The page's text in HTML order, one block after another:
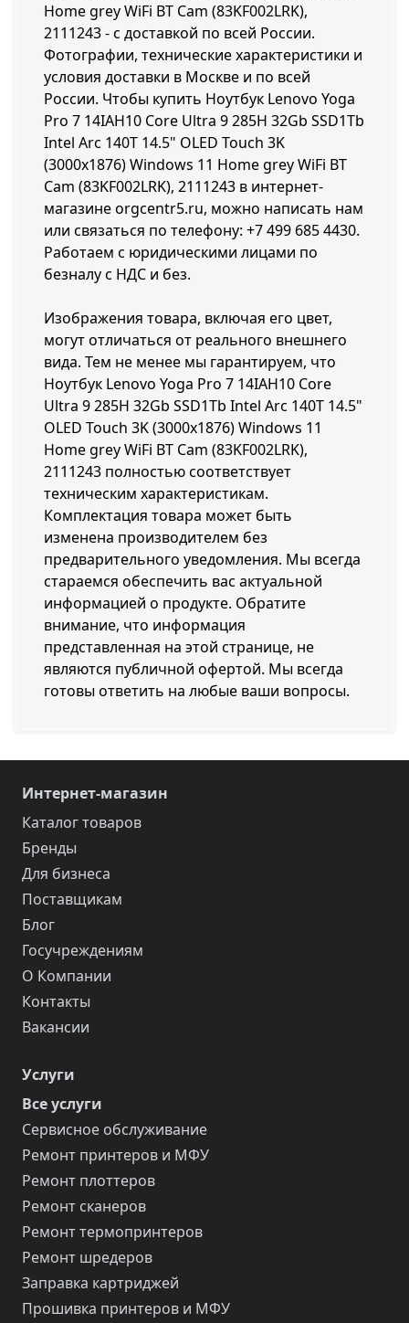
Home grey WiFi BT Cam (83KF002LRK),
2111243 - с доставкой по всей России.
Фотографии, технические характеристики и
условия доставки в Москве и по всей
России. Чтобы купить Ноутбук Lenovo Yoga
Pro 7 14IAH10 Core Ultra 9 285H 32Gb SSD1Tb
Intel Arc 140T 14.5" OLED Touch 3K
(3000x1876) Windows 11 Home grey WiFi BT
Cam (83KF002LRK), 2111243 в интернет-
магазине orgcentr5.ru, можно написать нам
или связаться по телефону: +7 499 685 4430.
Работаем с юридическими лицами по
безналу с НДС и без.
Изображения товара, включая его цвет,
могут отличаться от реального внешнего
вида. Тем не менее мы гарантируем, что
Ноутбук Lenovo Yoga Pro 7 14IAH10 Core
Ultra 9 285H 32Gb SSD1Tb Intel Arc 140T 14.5"
OLED Touch 3K (3000x1876) Windows 11
Home grey WiFi BT Cam (83KF002LRK),
2111243 полностью соответствует
техническим характеристикам.
Комплектация товара может быть
изменена производителем без
предварительного уведомления. Мы всегда
стараемся обеспечить вас актуальной
информацией о продукте. Обратите
внимание, что информация
представленная на этой странице, не
являются публичной офертой. Мы всегда
готовы ответить на любые ваши вопросы.
Интернет-магазин
Каталог товаров
Бренды
Для бизнеса
Поставщикам
Блог
Госучреждениям
О Компании
Контакты
Вакансии
Услуги
Все услуги
Сервисное обслуживание
Ремонт принтеров и МФУ
Ремонт плоттеров
Ремонт сканеров
Ремонт термопринтеров
Ремонт шредеров
Заправка картриджей
Прошивка принтеров и МФУ